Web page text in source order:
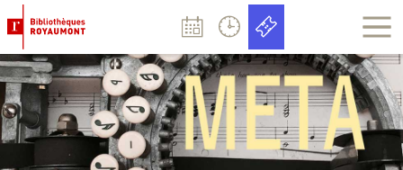
Panneau de gestion des cookies